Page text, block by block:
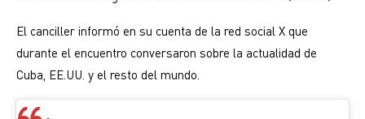
El canciller informó en su cuenta de la red social X que
durante el encuentro conversaron sobre la actualidad de
Cuba, EE.UU. y el resto del mundo.